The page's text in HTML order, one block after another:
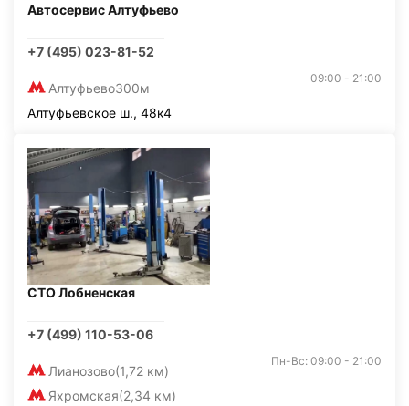
Автосервис Алтуфьево
+7 (495) 023-81-52
Алтуфьево300м
09:00 - 21:00
Алтуфьевское ш., 48к4
СТО Лобненская
+7 (499) 110-53-06
Лианозово(1,72 км)
Яхромская(2,34 км)
Пн-Вс: 09:00 - 21:00